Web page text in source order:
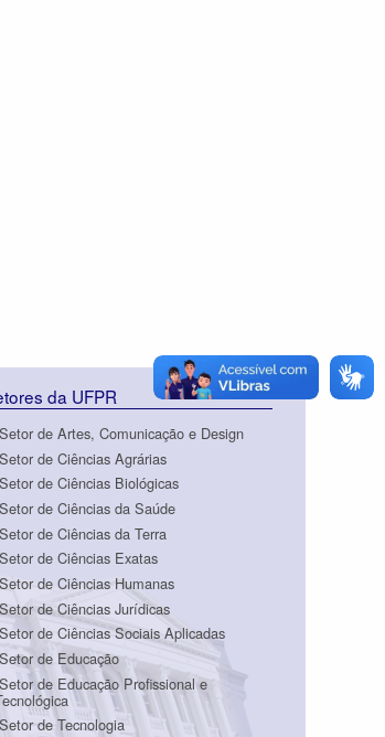
da UFPR
Setor de Artes, Comunicação e Design
Setor de Ciências Agrárias
Setor de Ciências Biológicas
Setor de Ciências da Saúde
Setor de Ciências da Terra
Setor de Ciências Exatas
Setor de Ciências Humanas
de Ciências Jurídicas
Setor de Ciências Sociais Aplicadas
Setor de Educação
Setor de Educação Profissional e
Setor de Tecnologia